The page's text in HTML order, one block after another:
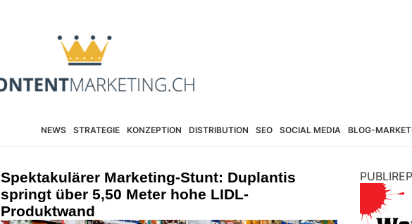
NEWS STRATEGIE KONZEPTION DISTRIBUTION SEO SOCIAL MEDIA BLOG-
Spektakulärer Marketing-Stunt: Duplantis
springt über 5,50 Meter hohe LIDL-
Produktwand